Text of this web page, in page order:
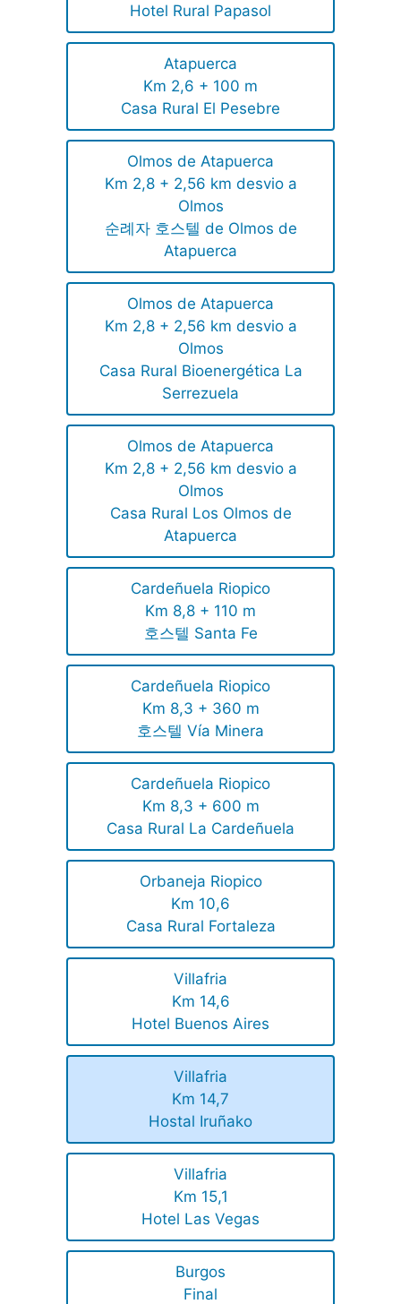
Hotel Rural Papasol
Atapuerca
Km 2,6 + 100 m
Casa Rural El Pesebre
Olmos de Atapuerca
Km 2,8 + 2,56 km desvio a
Olmos
순례자 호스텔 de Olmos de
Atapuerca
Olmos de Atapuerca
Km 2,8 + 2,56 km desvio a
Olmos
Casa Rural Bioenergética La
Serrezuela
Olmos de Atapuerca
Km 2,8 + 2,56 km desvio a
Olmos
Casa Rural Los Olmos de
Atapuerca
Cardeñuela Riopico
Km 8,8 + 110 m
호스텔 Santa Fe
Cardeñuela Riopico
Km 8,3 + 360 m
호스텔 Vía Minera
Cardeñuela Riopico
Km 8,3 + 600 m
Casa Rural La Cardeñuela
Orbaneja Riopico
Km 10,6
Casa Rural Fortaleza
Villafria
Km 14,6
Hotel Buenos Aires
Villafria
Km 14,7
Hostal Iruñako
Villafria
Km 15,1
Hotel Las Vegas
Burgos
Final